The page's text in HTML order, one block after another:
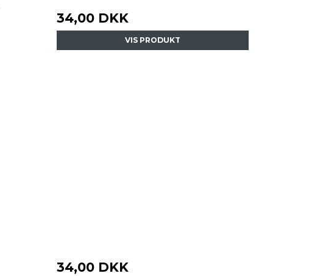
34,00 DKK
VIS PRODUKT
34,00 DKK